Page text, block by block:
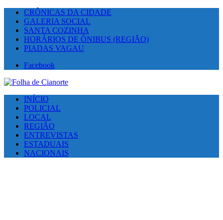
CRÔNICAS DA CIDADE
GALERIA SOCIAL
SANTA COZINHA
HORÁRIOS DE ÔNIBUS (REGIÃO)
PIADAS VAGAU
Facebook
INÍCIO
POLICIAL
LOCAL
REGIÃO
ENTREVISTAS
ESTADUAIS
NACIONAIS